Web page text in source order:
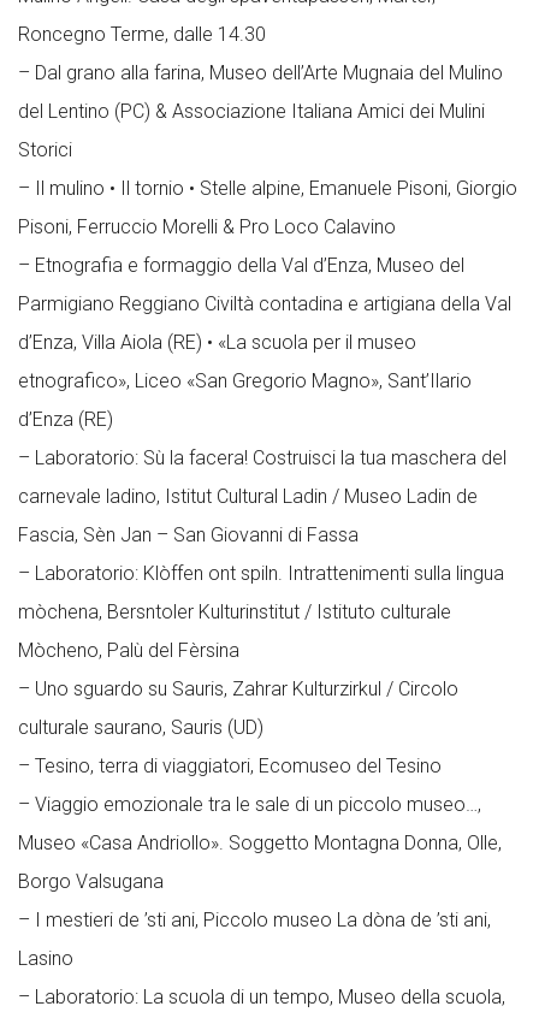
Roncegno Terme, dalle 14.30
– Dal grano alla farina, Museo dell’Arte Mugnaia del Mulino
del Lentino (PC) & Associazione Italiana Amici dei Mulini
Storici
– Il mulino • Il tornio • Stelle alpine, Emanuele Pisoni, Giorgio
Pisoni, Ferruccio Morelli & Pro Loco Calavino
– Etnografia e formaggio della Val d’Enza, Museo del
Parmigiano Reggiano Civiltà contadina e artigiana della Val
d’Enza, Villa Aiola (RE) • «La scuola per il museo
etnografico», Liceo «San Gregorio Magno», Sant’Ilario
d’Enza (RE)
– Laboratorio: Sù la facera! Costruisci la tua maschera del
carnevale ladino, Istitut Cultural Ladin / Museo Ladin de
Fascia, Sèn Jan – San Giovanni di Fassa
– Laboratorio: Klòffen ont spiln. Intrattenimenti sulla lingua
mòchena, Bersntoler Kulturinstitut / Istituto culturale
Mòcheno, Palù del Fèrsina
– Uno sguardo su Sauris, Zahrar Kulturzirkul / Circolo
culturale saurano, Sauris (UD)
– Tesino, terra di viaggiatori, Ecomuseo del Tesino
– Viaggio emozionale tra le sale di un piccolo museo…,
Museo «Casa Andriollo». Soggetto Montagna Donna, Olle,
Borgo Valsugana
– I mestieri de ’sti ani, Piccolo museo La dòna de ’sti ani,
Lasino
– Laboratorio: La scuola di un tempo, Museo della scuola,